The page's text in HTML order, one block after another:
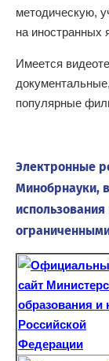
методическую,
на иностранных
Имеется
популярные
Электронные
Минобрнауки,